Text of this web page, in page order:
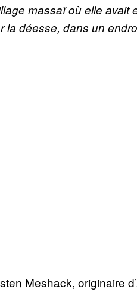
massaï où elle avait
la déesse, dans un
Meshack, originaire